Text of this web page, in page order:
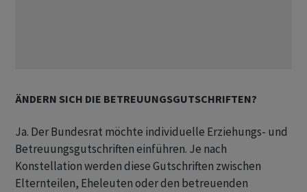
ÄNDERN SICH DIE BETREUUNGSGUTSCHRIFTEN?
Ja. Der Bundesrat möchte individuelle Erziehungs- und
Betreuungsgutschriften einführen. Je nach
Konstellation werden diese Gutschriften zwischen
Elternteilen, Eheleuten oder den betreuenden